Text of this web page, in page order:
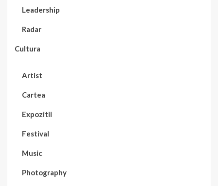
Leadership
Radar
Cultura
Artist
Cartea
Expozitii
Festival
Music
Photography